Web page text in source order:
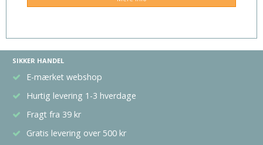
SIKKER HANDEL
E-mærket webshop
Hurtig levering 1-3 hverdage
Fragt fra 39 kr
Gratis levering over 500 kr